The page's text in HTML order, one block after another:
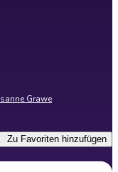
Grawe
Zu Favoriten hinzufügen